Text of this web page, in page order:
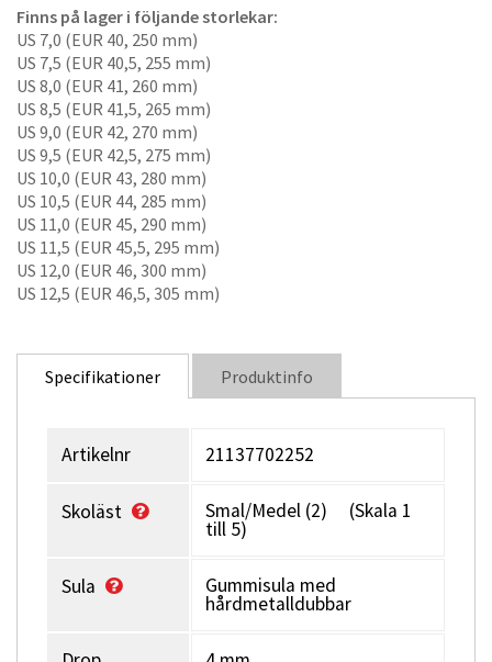
sömmar. Det kombinerar flera trådar, såsom en superstark
aramidfiber. Överdelen är smidig, följsam och har en mycket
låg våtvikt tack vare den minimala vattenabsorptionen.
Hälpartiet är särskilt utformat för att avlasta hälsenan från
tryck. Spirit har en låg sulprofil med 4mm drop för maximal
markkontroll och en flexibel mellansula som tillåter foten
att röra sig naturligt. Lästen på Spirit uppdaterades för
några säsonger sedan och har sedan dess en något rymligare
tåbox.
Yttersulan ger enastående grepp med ett innovativt
mönster, inspirerat från traktordäck, och 14 fixerade OLX-
dubbar i karbidstål.
Finns på lager i följande storlekar:
US 7,0 (EUR 40, 250 mm)
US 7,5 (EUR 40,5, 255 mm)
US 8,0 (EUR 41, 260 mm)
US 8,5 (EUR 41,5, 265 mm)
US 9,0 (EUR 42, 270 mm)
US 9,5 (EUR 42,5, 275 mm)
US 10,0 (EUR 43, 280 mm)
US 10,5 (EUR 44, 285 mm)
US 11,0 (EUR 45, 290 mm)
US 11,5 (EUR 45,5, 295 mm)
US 12,0 (EUR 46, 300 mm)
US 12,5 (EUR 46,5, 305 mm)
Specifikationer Produktinfo
Artikelnr 21137702252
Skoläst Smal/Medel (2) (Skala 1
till 5)
Sula Gummisula med
hårdmetalldubbar